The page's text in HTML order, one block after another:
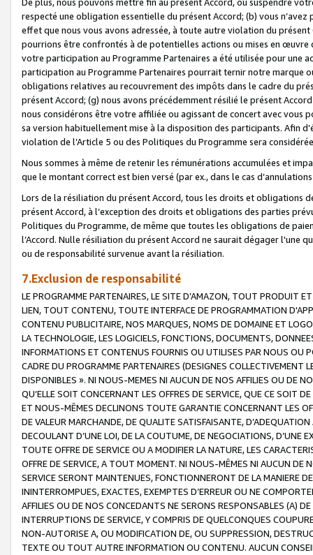
respecté une obligation essentielle du présent Accord; (b) vous
effet que nous vous avons adressée, à toute autre violation du
pourrions être confrontés à de potentielles actions ou mises en
votre participation au Programme Partenaires a été utilisée pour une
participation au Programme Partenaires pourrait ternir notre marque
obligations relatives au recouvrement des impôts dans le cadre du
présent Accord; (g) nous avons précédemment résilié le présent
nous considérons être votre affiliée ou agissant de concert avec vous
sa version habituellement mise à la disposition des participants. Afin
violation de l’Article 5 ou des Politiques du Programme sera
Nous sommes à même de retenir les rémunérations accumulées et
que le montant correct est bien versé (par ex., dans le cas
Lors de la résiliation du présent Accord, tous les droits et obligations
présent Accord, à l’exception des droits et obligations des parties
Politiques du Programme, de même que toutes les obligations de
l’Accord. Nulle résiliation du présent Accord ne saurait dégager l'une
ou de responsabilité survenue avant la résiliation.
7.Exclusion de responsabilité
LE PROGRAMME PARTENAIRES, LE SITE D’AMAZON, TOUT PRODUIT
LIEN, TOUT CONTENU, TOUTE INTERFACE DE PROGRAMMATION
CONTENU PUBLICITAIRE, NOS MARQUES, NOMS DE DOMAINE ET
LA TECHNOLOGIE, LES LOGICIELS, FONCTIONS, DOCUMENTS,
INFORMATIONS ET CONTENUS FOURNIS OU UTILISES PAR NOUS OU
CADRE DU PROGRAMME PARTENAIRES (DESIGNES COLLECTIVEMENT
DISPONIBLES ». NI NOUS-MEMES NI AUCUN DE NOS AFFILIES OU DE
QU’ELLE SOIT CONCERNANT LES OFFRES DE SERVICE, QUE CE SOIT
ET NOUS-MÊMES DECLINONS TOUTE GARANTIE CONCERNANT LES
DE VALEUR MARCHANDE, DE QUALITE SATISFAISANTE,
DECOULANT D’UNE LOI, DE LA COUTUME, DE NEGOCIATIONS, D’UNE
TOUTE OFFRE DE SERVICE OU A MODIFIER LA NATURE, LES
OFFRE DE SERVICE, A TOUT MOMENT. NI NOUS-MÊMES NI AUCUN DE
SERVICE SERONT MAINTENUES, FONCTIONNERONT DE LA MANIERE
ININTERROMPUES, EXACTES, EXEMPTES D’ERREUR OU NE
AFFILIES OU DE NOS CONCEDANTS NE SERONS RESPONSABLES (A)
INTERRUPTIONS DE SERVICE, Y COMPRIS DE QUELCONQUES
NON-AUTORISE A, OU MODIFICATION DE, OU SUPPRESSION,
TEXTE OU TOUT AUTRE INFORMATION OU CONTENU. AUCUN